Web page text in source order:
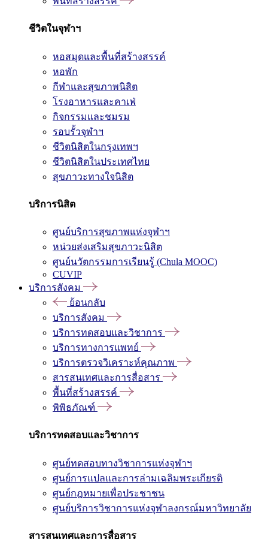
ชีวิตในจุฬาฯ
หอสมุดและพื้นที่สร้างสรรค์
หอพัก
กีฬาและสุขภาพนิสิต
โรงอาหารและคาเฟ่
กิจกรรมและชมรม
รอบรั้วจุฬาฯ
ชีวิตนิสิตในกรุงเทพฯ
ชีวิตนิสิตในประเทศไทย
สุขภาวะทางใจนิสิต
บริการนิสิต
ศูนย์บริการสุขภาพแห่งจุฬาฯ
หน่วยส่งเสริมสุขภาวะนิสิต
ศูนย์นวัตกรรมการเรียนรู้ (Chula MOOC)
CUVIP
บริการสังคม
ย้อนกลับ
บริการสังคม
บริการทดสอบและวิชาการ
บริการทางการแพทย์
บริการตรวจวิเคราะห์คุณภาพ
สารสนเทศและการสื่อสาร
พื้นที่สร้างสรรค์
พิพิธภัณฑ์
บริการทดสอบและวิชาการ
ศูนย์ทดสอบทางวิชาการแห่งจุฬาฯ
ศูนย์การแปลและการล่ามเฉลิมพระเกียรติ
ศูนย์กฎหมายเพื่อประชาชน
ศูนย์บริการวิชาการแห่งจุฬาลงกรณ์มหาวิทยาลัย
สารสนเทศและการสื่อสาร